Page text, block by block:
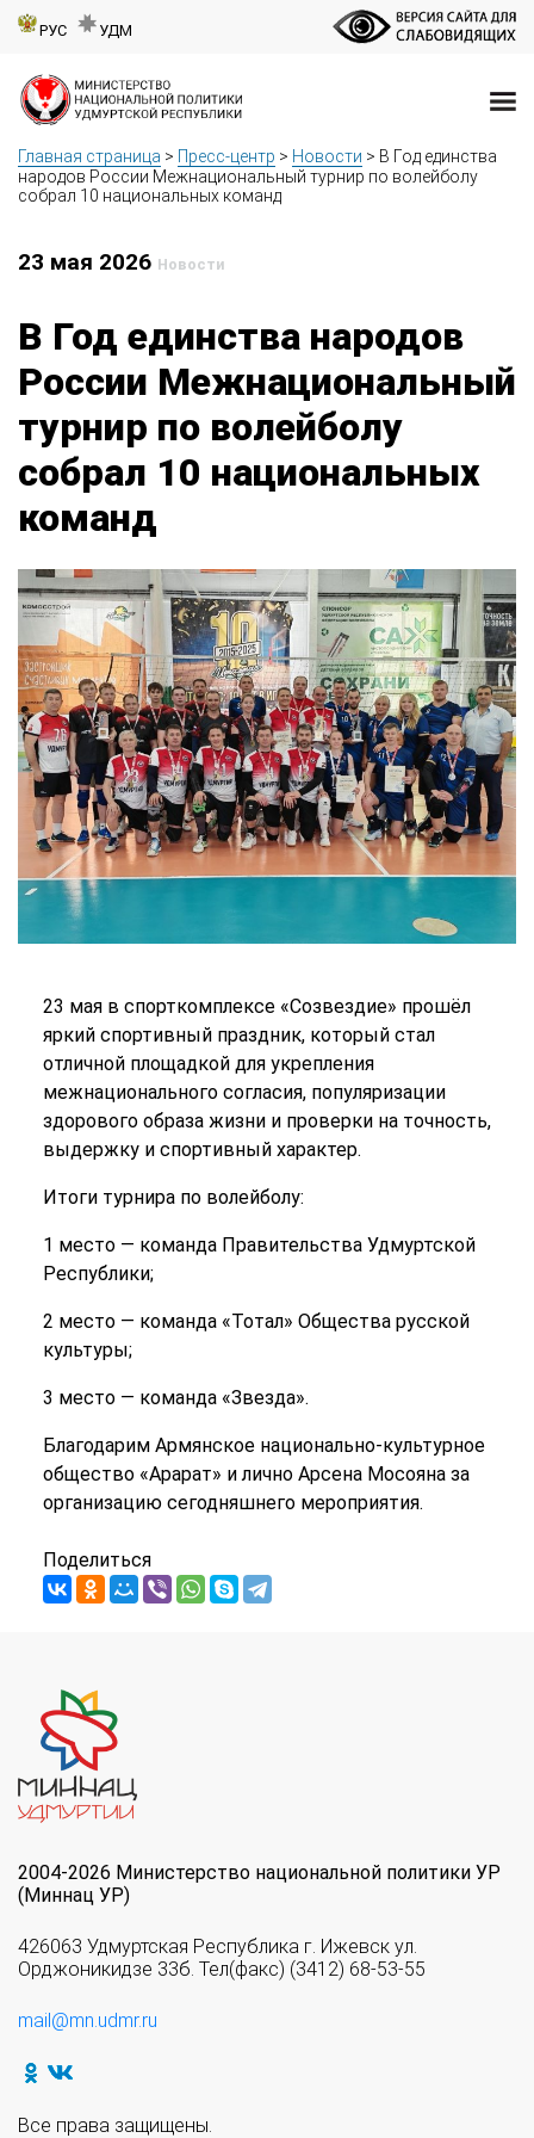
РУС УДМ
Главная страница > Пресс-центр > Новости > В Год единства
народов России Межнациональный турнир по волейболу
собрал 10 национальных команд
23 мая 2026 Новости
В Год единства народов
России Межнациональный
турнир по волейболу
собрал 10 национальных
команд
23 мая в спорткомплексе «Созвездие» прошёл
яркий спортивный праздник, который стал
отличной площадкой для укрепления
межнационального согласия, популяризации
здорового образа жизни и проверки на точность,
выдержку и спортивный характер.
Итоги турнира по волейболу:
1 место — команда Правительства Удмуртской
Республики;
2 место — команда «Тотал» Общества русской
культуры;
3 место — команда «Звезда».
Благодарим Армянское национально-культурное
общество «Арарат» и лично Арсена Мосояна за
организацию сегодняшнего мероприятия.
Поделиться
2004-2026 Министерство национальной политики УР
(Миннац УР)
426063 Удмуртская Республика г. Ижевск ул.
Орджоникидзе 33б. Тел(факс) (3412) 68-53-55
mail@mn.udmr.ru
Все права защищены.